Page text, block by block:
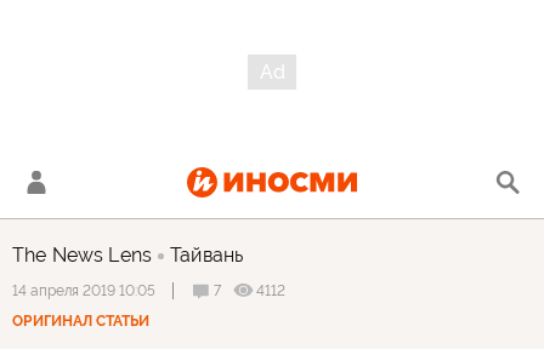
The News Lens Тайвань
14 апреля 2019 10:05 7
4112
ОРИГИНАЛ СТАТЬИ